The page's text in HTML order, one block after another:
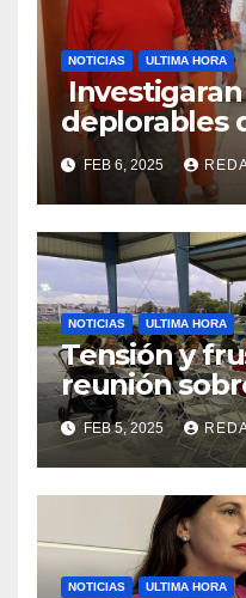
NOTICIAS ULTIMA HORA
deplorables
facilidades
de la Salud
FEB 6, 2025
NOTICIAS ULTIMA HORA
Tensión y
reunión
Reparto
FEB 5, 2025
NOTICIAS ULTIMA HORA